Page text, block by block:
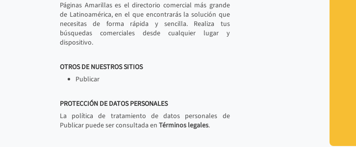
Páginas Amarillas es el directorio comercial más grande
de Latinoamérica, en el que encontrarás la solución que
necesitas de forma rápida y sencilla. Realiza tus
búsquedas comerciales desde cualquier lugar y
dispositivo.
OTROS DE NUESTROS SITIOS
Publicar
PROTECCIÓN DE DATOS PERSONALES
La política de tratamiento de datos personales de
Publicar puede ser consultada en Términos legales.